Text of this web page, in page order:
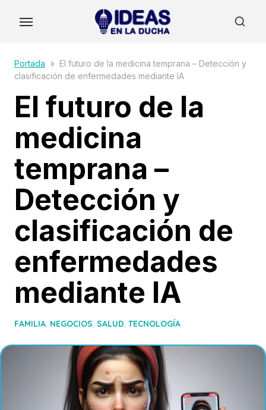
contentPortada » El futuro de la medicina temprana – Detección y
clasificación de enfermedades mediante IA
El futuro de la
medicina
temprana –
Detección y
clasificación de
enfermedades
mediante IA
FAMILIA, NEGOCIOS, SALUD, TECNOLOGÍA